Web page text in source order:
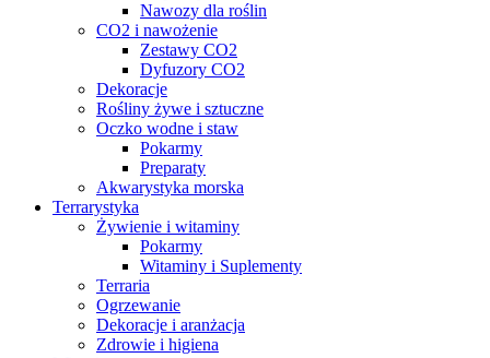
Nawozy dla roślin
CO2 i nawożenie
Zestawy CO2
Dyfuzory CO2
Dekoracje
Rośliny żywe i sztuczne
Oczko wodne i staw
Pokarmy
Preparaty
Akwarystyka morska
Terrarystyka
Żywienie i witaminy
Pokarmy
Witaminy i Suplementy
Terraria
Ogrzewanie
Dekoracje i aranżacja
Zdrowie i higiena